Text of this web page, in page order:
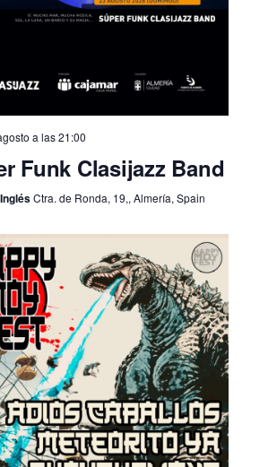
a las 21:00
Funk Clasijazz Band
Ctra. de Ronda, 19,, Almería, Spain